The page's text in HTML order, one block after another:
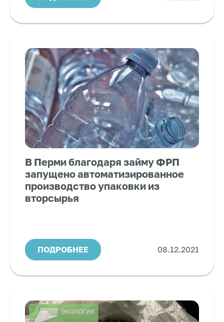
В Перми благодаря займу ФРП
запущено автоматизированное
производство упаковки из
вторсырья
ПОДРОБНЕЕ 08.12.2021